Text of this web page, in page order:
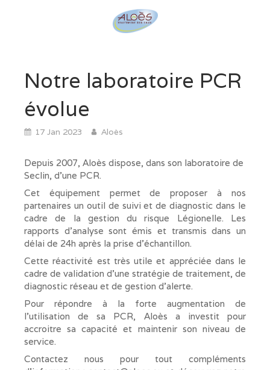
Notre laboratoire PCR
évolue
17 Jan 2023 Aloès
Depuis 2007, Aloès dispose, dans son laboratoire de
Seclin, d'une PCR.
Cet équipement permet de proposer à nos
partenaires un outil de suivi et de diagnostic dans le
cadre de la gestion du risque Légionelle. Les
rapports d'analyse sont émis et transmis dans un
délai de 24h après la prise d'échantillon.
Cette réactivité est très utile et appréciée dans le
cadre de validation d'une stratégie de traitement, de
diagnostic réseau et de gestion d'alerte.
Pour répondre à la forte augmentation de
l'utilisation de sa PCR, Aloès a investit pour
accroitre sa capacité et maintenir son niveau de
service.
Contactez nous pour tout compléments